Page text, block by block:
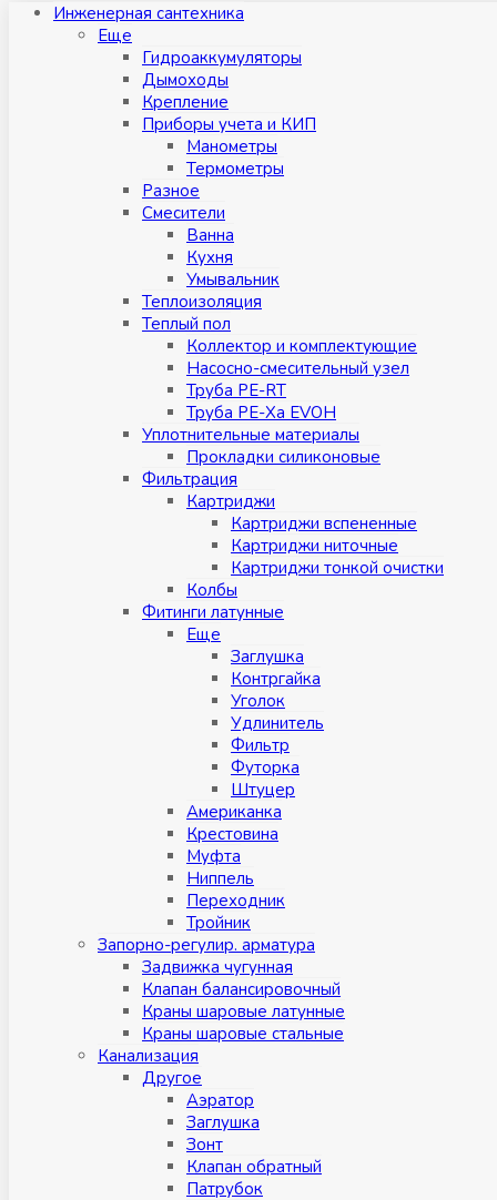
Инженерная сантехника
Eще
Гидроаккумуляторы
Дымоходы
Крепление
Приборы учета и КИП
Манометры
Термометры
Разное
Смесители
Ванна
Кухня
Умывальник
Теплоизоляция
Теплый пол
Коллектор и комплектующие
Насосно-смесительный узел
Труба PE-RT
Труба PE-Xa EVOH
Уплотнительные материалы
Прокладки силиконовые
Фильтрация
Картриджи
Картриджи вспененные
Картриджи ниточные
Картриджи тонкой очистки
Колбы
Фитинги латунные
Eщe
Заглушка
Контргайка
Уголок
Удлинитель
Фильтр
Футорка
Штуцер
Американка
Крестовина
Муфта
Ниппель
Переходник
Тройник
Запорно-регулир. арматура
Задвижка чугунная
Клапан балансировочный
Краны шаровые латунные
Краны шаровые стальные
Канализация
Другое
Аэратор
Заглушкa
Зонт
Клапан обратный
Патрубок